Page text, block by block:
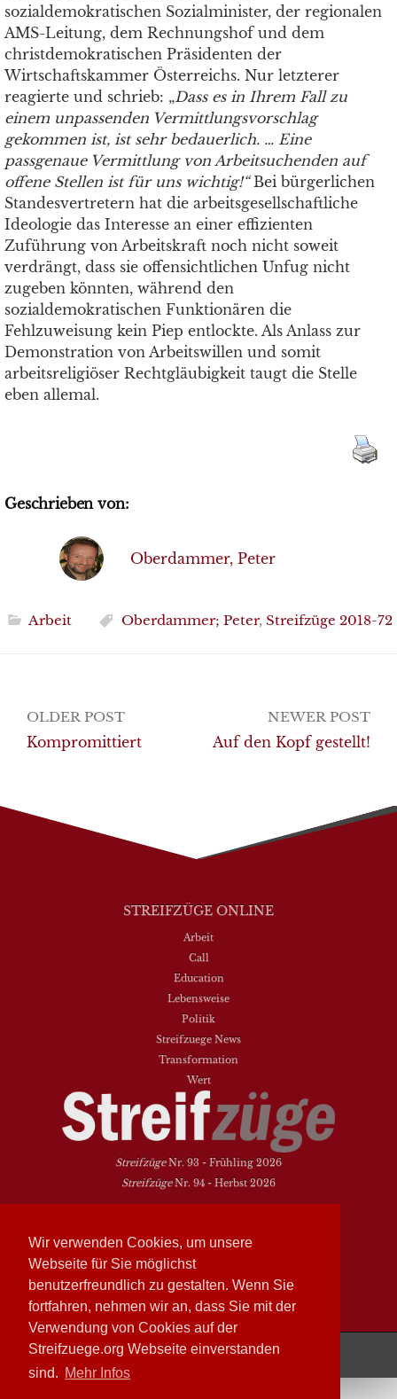
Wir verwenden Cookies, um unsere
Webseite für Sie möglichst
benutzerfreundlich zu gestalten. Wenn Sie
fortfahren, nehmen wir an, dass Sie mit der
Verwendung von Cookies auf der
Streifzuege.org Webseite einverstanden
sind. Mehr Infos
sozialdemokratischen Sozialminister, der regionalen
AMS-Leitung, dem Rechnungshof und dem
christdemokratischen Präsidenten der
Wirtschaftskammer Österreichs. Nur letzterer
reagierte und schrieb: „Dass es in Ihrem Fall zu
einem unpassenden Vermittlungsvorschlag
gekommen ist, ist sehr bedauerlich. … Eine
passgenaue Vermittlung von Arbeitsuchenden auf
offene Stellen ist für uns wichtig!“Bei bürgerlichen
Standesvertretern hat die arbeitsgesellschaftliche
Ideologie das Interesse an einer effizienten
Zuführung von Arbeitskraft noch nicht soweit
verdrängt, dass sie offensichtlichen Unfug nicht
zugeben könnten, während den
sozialdemokratischen Funktionären die
Fehlzuweisung kein Piep entlockte. Als Anlass zur
Demonstration von Arbeitswillen und somit
arbeitsreligiöser Rechtgläubigkeit taugt die Stelle
eben allemal.
Geschrieben von:
Oberdammer, Peter
Arbeit Oberdammer; Peter, Streifzüge 2018-72
Post
navigation
OLDER POST
Kompromittiert
NEWER POST
Auf den Kopf gestellt!
STREIFZÜGE ONLINE
Arbeit
Call
Education
Lebensweise
Politik
Streifzuege News
Transformation
Wert
StreifzügeNr. 93 - Frühling 2026
StreifzügeNr. 94 - Herbst 2026
Vielfalt heißt zwischen den Welten übersetzen
Dasein als Fortsein
Das Elend der Soziologie
Hymne. Kanon. Ohrwurm
Streifzüge läuft mitWordPress